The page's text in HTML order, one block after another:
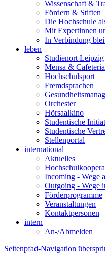
Wissenschaft &
Fördern & Stiften
Die Hochschule
Mit Expertinnen
In Verbindung
leben
Studienort Leipzig
Mensa & Cafeteria
Hochschulsport
Fremdsprachen
Orchester
Hörsaalkino
Studentische
Studentische
Stellenportal
international
Aktuelles
Incoming - Wege
Outgoing - Wege
Förderprogramme
Veranstaltungen
Kontaktpersonen
intern
An-/Abmelden
Seitenpfad-Navigation